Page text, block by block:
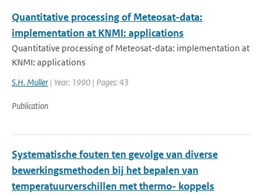
Quantitative processing of Meteosat-data:
implementation at KNMI: applications
Quantitative processing of Meteosat-data: implementation at
KNMI: applications
S.H. Muller | Year: 1990 | Pages: 43
Publication
Systematische fouten ten gevolge van diverse
bewerkingsmethoden bij het bepalen van
temperatuurverschillen met thermo- koppels